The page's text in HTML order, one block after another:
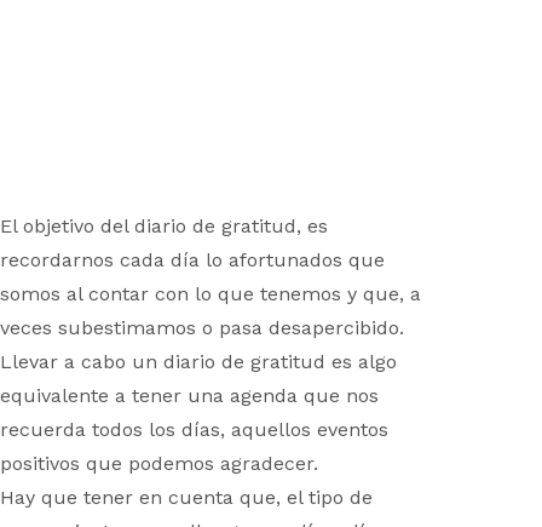
El objetivo del diario de gratitud, es
recordarnos cada día lo afortunados que
somos al contar con lo que tenemos y que, a
veces subestimamos o pasa desapercibido.
Llevar a cabo un diario de gratitud es algo
equivalente a tener una agenda que nos
recuerda todos los días, aquellos eventos
positivos que podemos agradecer.
Hay que tener en cuenta que, el tipo de